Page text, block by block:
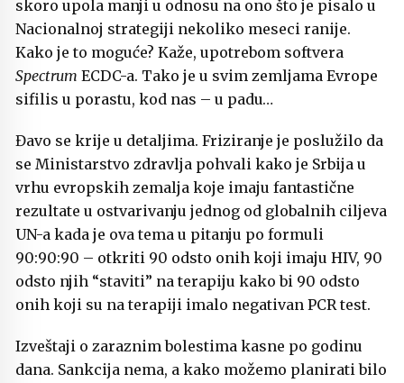
skoro upola manji u odnosu na ono što je pisalo u
Nacionalnoj strategiji nekoliko meseci ranije.
Kako je to moguće? Kaže, upotrebom softvera
Spectrum ECDC-a. Tako je u svim zemljama Evrope
sifilis u porastu, kod nas – u padu…
Đavo se krije u detaljima. Friziranje je poslužilo da
se Ministarstvo zdravlja pohvali kako je Srbija u
vrhu evropskih zemalja koje imaju fantastične
rezultate u ostvarivanju jednog od globalnih ciljeva
UN-a kada je ova tema u pitanju po formuli
90:90:90 – otkriti 90 odsto onih koji imaju HIV, 90
odsto njih “staviti” na terapiju kako bi 90 odsto
onih koji su na terapiji imalo negativan PCR test.
Izveštaji o zaraznim bolestima kasne po godinu
dana. Sankcija nema, a kako možemo planirati bilo